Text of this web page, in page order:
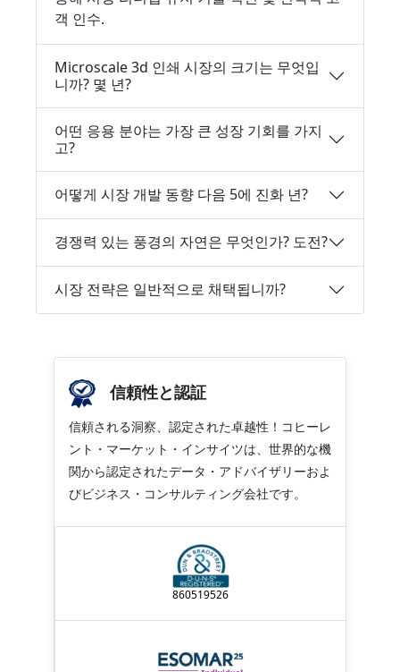
객 인수.
Microscale 3d 인쇄 시장의 크기는 무엇입
니까? 몇 년?
어떤 응용 분야는 가장 큰 성장 기회를 가지
고?
어떻게 시장 개발 동향 다음 5에 진화 년?
경쟁력 있는 풍경의 자연은 무엇인가? 도전?
시장 전략은 일반적으로 채택됩니까?
信頼性と認証
信頼される洞察、認定された卓越性！コヒーレ
ント・マーケット・インサイツは、世界的な機
関から認定されたデータ・アドバイザリーおよ
びビジネス・コンサルティング会社です。
860519526